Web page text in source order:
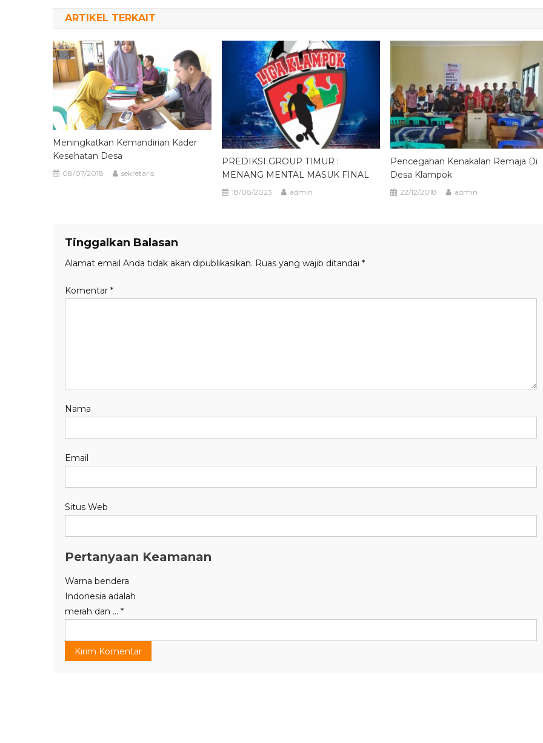
ARTIKEL TERKAIT
Meningkatkan Kemandirian Kader
Kesehatan Desa
08/07/2018 sekretaris
PREDIKSI GROUP TIMUR :
MENANG MENTAL MASUK FINAL
18/08/2023 admin
Pencegahan Kenakalan Remaja Di
Desa Klampok
22/12/2018 admin
Tinggalkan Balasan
Alamat email Anda tidak akan dipublikasikan. Ruas yang wajib ditandai *
Komentar *
Nama
Email
Situs Web
Pertanyaan Keamanan
Warna bendera
Indonesia adalah
merah dan ... *